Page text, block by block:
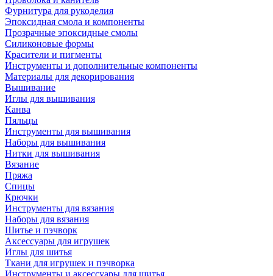
Фурнитура для рукоделия
Эпоксидная смола и компоненты
Прозрачные эпоксидные смолы
Силиконовые формы
Красители и пигменты
Инструменты и дополнительные компоненты
Материалы для декорирования
Вышивание
Иглы для вышивания
Канва
Пяльцы
Инструменты для вышивания
Наборы для вышивания
Нитки для вышивания
Вязание
Пряжа
Спицы
Крючки
Инструменты для вязания
Наборы для вязания
Шитье и пэчворк
Аксессуары для игрушек
Иглы для шитья
Ткани для игрушек и пэчворка
Инструменты и аксессуары для шитья